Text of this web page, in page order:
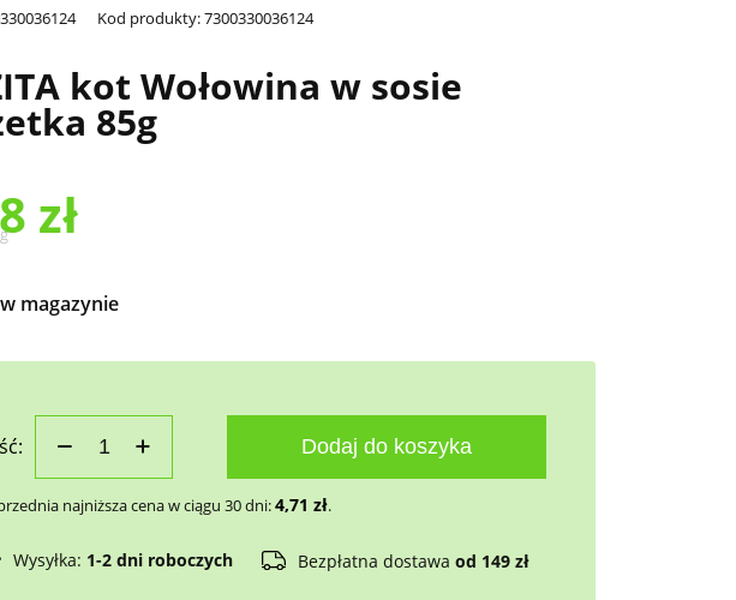
Kod produkty:7300330036124
kot Wołowina w sosie
85g
zł
magazynie
Dodaj do koszyka
najniższa cena w ciągu 30 dni:4,71 zł.
Wysyłka: 1-2 dni roboczych Bezpłatna dostawa od 149 zł